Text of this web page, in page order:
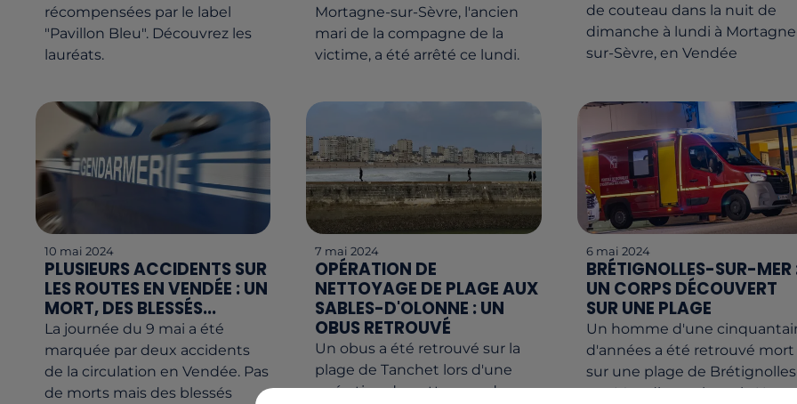
récompensées par le label
"Pavillon Bleu". Découvrez les
lauréats.
Mortagne-sur-Sèvre, l'ancien
mari de la compagne de la
victime, a été arrêté ce lundi.
de couteau dans la nuit de
dimanche à lundi à
sur-Sèvre, en Vendée
10 mai 2024
PLUSIEURS ACCIDENTS SUR
LES ROUTES EN VENDÉE : UN
MORT, DES BLESSÉS...
La journée du 9 mai a été
marquée par deux accidents
de la circulation en Vendée. Pas
de morts mais des blessés
7 mai 2024
OPÉRATION DE
NETTOYAGE DE PLAGE AUX
SABLES-D'OLONNE : UN
OBUS RETROUVÉ
Un obus a été retrouvé sur la
plage de Tanchet lors d'une
opération de nettoyage de
6 mai 2024
BRÉTIGNOLLES-SUR-MER
UN CORPS DÉCOUVERT
SUR UNE PLAGE
Un homme d'une
d'années a été retrouvé mort
sur une plage de
sur-Mer, dimanche soir. Une